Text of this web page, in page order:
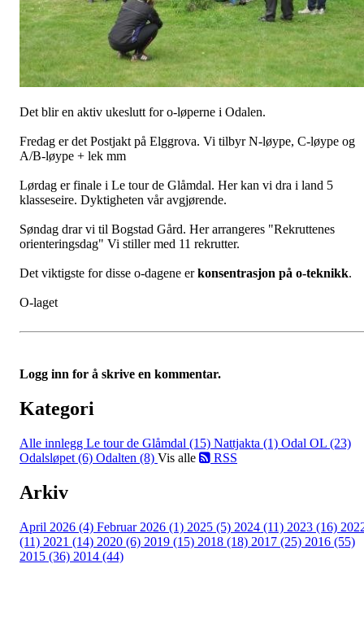
Det blir en aktiv ukeslutt for o-løperne i Odalen.
Fredag er det Postjakt på Elggrova. Vi tilbyr N-løype, C-løype og
A/B-løype + lek mm
Lørdag er finale i Le tour de Glåmdal. Her kan vi dra i land 5
klasseseire. Dyktigheten vår avgjørende.
Søndag drar vi til Bogstad Gård. Her arrangeres "Rekruttenes
orienteringsdag" Vi stiller med 11 rekrutter.
Det viktigste for disse o-dagene erkonsentrasjon på o-teknikk.
O-laget
Logg inn for å skrive en kommentar.
Kategori
Alle innlegg Le tour de Glåmdal (15) Nattjakta (1) Odal OL (23)
Odalsløpet (6) Odalten (8) Vis alle RSS
Arkiv
April 2026 (4) Februar 2026 (1) 2025 (5) 2024 (11) 2023 (16)
(11) 2021 (14) 2020 (6) 2019 (15) 2018 (18) 2017 (25) 2016 (55)
2015 (36) 2014 (44)